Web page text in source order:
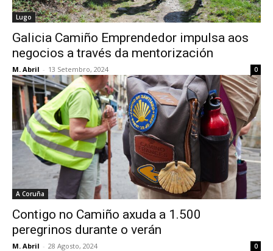
Lugo
Galicia Camiño Emprendedor impulsa aos
negocios a través da mentorización
M. Abril - 13 Setembro, 2024 0
A Coruña
Contigo no Camiño axuda a 1.500
peregrinos durante o verán
M. Abril - 28 Agosto, 2024 0